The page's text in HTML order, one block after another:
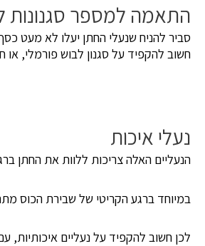
התאמה למספר סגנונות
סביר להניח שנעלי החתן יעלו לא מעט
חשוב להקפיד על סגנון לבוש פורמלי, או
נעלי איכות
הנעליים האלה צריכות ללוות את החתן
במיוחד ברגע הקריטי של שבירת הכוס
לכן חשוב להקפיד על נעליים איכותיות,